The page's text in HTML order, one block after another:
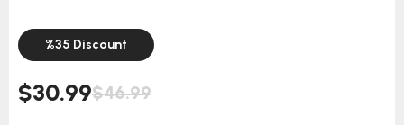
%35 Discount
$46.99
$30.99